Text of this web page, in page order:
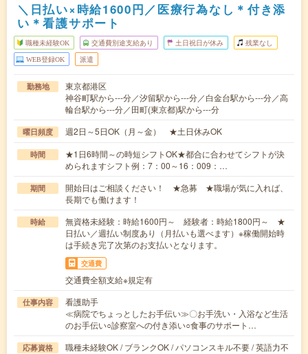
＼日払い×時給1600円／医療行為なし＊付き添
い＊看護サポート
職種未経験OK 交通費別途支給あり 土日祝日が休み 残業なし
WEB登録OK 派遣
勤務地
東京都港区
神谷町駅から---分／汐留駅から---分／白金台駅から---分／高
輪台駅から---分／田町(東京都)駅から---分
曜日頻度 週2日～5日OK（月～金） ★土日休みOK
時間
★1日6時間～の時短シフトOK★都合に合わせてシフトが決
められますシフト例：7：00～16：009：…
期間
開始日はご相談ください！ ★急募 ★職場が気に入れば、
長期でも働けます！
時給
無資格未経験：時給1600円～ 経験者：時給1800円～ ★
日払い／週払い制度あり（月払いも選べます）※稼働開始時
は手続き完了次第のお支払いとなります。
交通費
交通費全額支給※規定有
仕事内容
看護助手
≪病院でちょっとしたお手伝い≫〇お手洗い・入浴など生活
のお手伝い○診察室への付き添い○食事のサポート…
応募資格
職種未経験OK / ブランクOK / パソコンスキル不要 / 英語力不